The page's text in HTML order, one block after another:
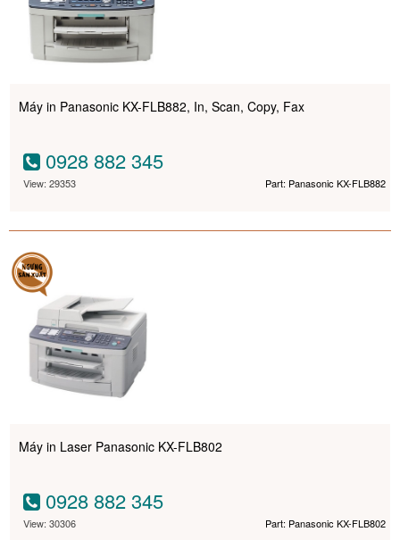
Máy in Panasonic KX-FLB882, In, Scan, Copy, Fax
0928 882 345
View: 29353 Part: Panasonic KX-FLB882
Máy in Laser Panasonic KX-FLB802
0928 882 345
View: 30306 Part: Panasonic KX-FLB802